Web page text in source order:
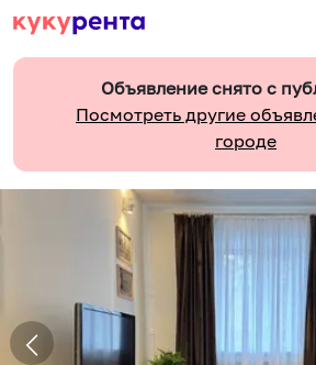
Объявление снято с
Посмотреть другие
городе